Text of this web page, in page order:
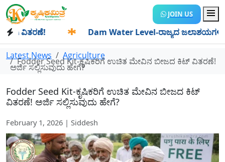
JOIN US
Dam Water Level-ರಾಜ್ಯದ ಜಲಾಶಯಗಳಿಗೆ ಒಂದೇ
Latest News Agriculture
Fodder Seed Kit-ಕೃಷಿಕರಿಗೆ ಉಚಿತ ಮೇವಿನ ಬೀಜದ ಕಿಟ್ ವಿತರಣೆ!
ಅರ್ಜಿ ಸಲ್ಲಿಸುವುದು ಹೇಗೆ?
Fodder Seed Kit-ಕೃಷಿಕರಿಗೆ ಉಚಿತ ಮೇವಿನ ಬೀಜದ ಕಿಟ್
ವಿತರಣೆ! ಅರ್ಜಿ ಸಲ್ಲಿಸುವುದು ಹೇಗೆ?
February 1, 2026 | Siddesh